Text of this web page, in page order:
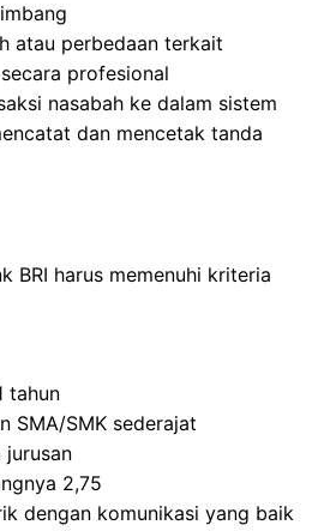
atau perbedaan terkait
profesional
nasabah ke dalam sistem
dan mencetak tanda
BRI harus memenuhi kriteria
tahun
SMA/SMK sederajat
jurusan
2,75
dengan komunikasi yang baik